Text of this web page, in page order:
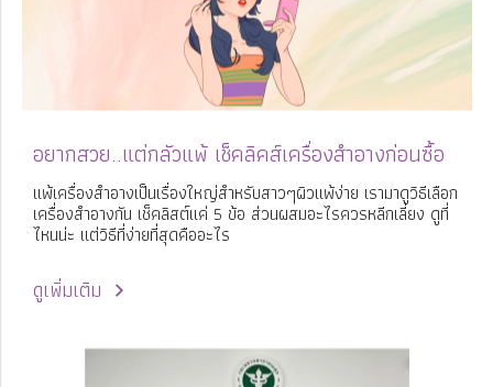
อยากสวย..แต่กลัวแพ้ เช็คลิคส์เครื่องสำอางก่อนซื้อ
แพ้เครื่องสำอางเป็นเรื่องใหญ่สำหรับสาวๆผิวแพ้ง่าย เรามาดูวิธีเลือก
เครื่องสำอางกัน เช็คลิสต์แค่ 5 ข้อ ส่วนผสมอะไรควรหลีกเลี่ยง ดูที่
ไหนน่ะ แต่วิธีที่ง่ายที่สุดคืออะไร
ดูเพิ่มเติม